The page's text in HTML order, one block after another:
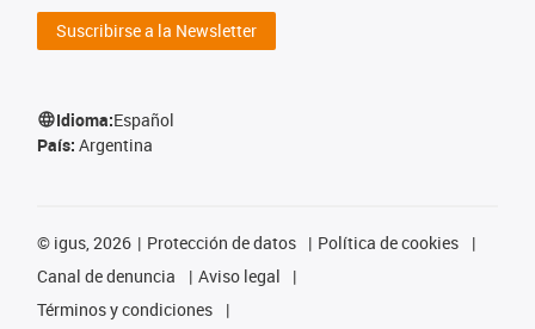
Suscribirse a la Newsletter
Idioma:Español
País: Argentina
© igus, 2026 Protección de datos
Política de cookies
Canal de denuncia
Aviso legal
Términos y condiciones